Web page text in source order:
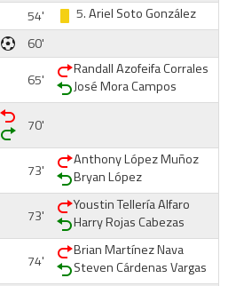
54'
5.Ariel Soto González
60'
65'
Randall Azofeifa Corrales
José Mora Campos
70'
73'
Anthony López Muñoz
Bryan López
73'
Youstin Tellería Alfaro
Harry Rojas Cabezas
74'
Brian Martínez Nava
Steven Cárdenas Vargas